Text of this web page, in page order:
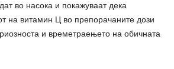
во насока и покажуваат дека
на витамин Ц во препорачаните дози
и времетраењето на обичната